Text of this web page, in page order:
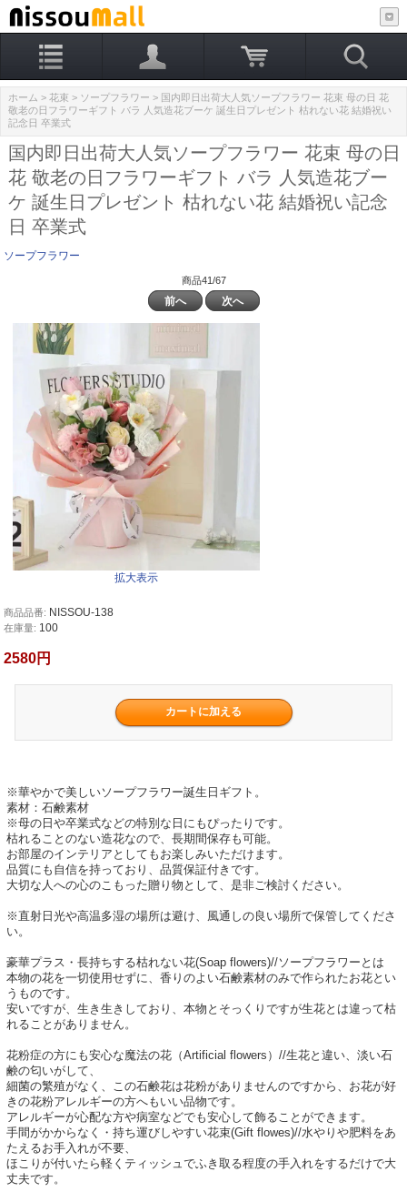
ホーム > 花束 > ソープフラワー > 国内即日出荷大人気ソープフラワー 花束 母の日 花
敬老の日フラワーギフト バラ 人気造花ブーケ 誕生日プレゼント 枯れない花 結婚祝い
記念日 卒業式
国内即日出荷大人気ソープフラワー 花束 母の日
花 敬老の日フラワーギフト バラ 人気造花ブー
ケ 誕生日プレゼント 枯れない花 結婚祝い記念
日 卒業式
ソープフラワー
商品41/67
前へ 次へ
拡大表示
商品品番: NISSOU-138
在庫量: 100
2580円
※華やかで美しいソープフラワー誕生日ギフト。
素材：石鹸素材
※母の日や卒業式などの特別な日にもぴったりです。
枯れることのない造花なので、長期間保存も可能。
お部屋のインテリアとしてもお楽しみいただけます。
品質にも自信を持っており、品質保証付きです。
大切な人への心のこもった贈り物として、是非ご検討ください。
※直射日光や高温多湿の場所は避け、風通しの良い場所で保管してくださ
い。
豪華プラス・長持ちする枯れない花(Soap flowers)//ソープフラワーとは
本物の花を一切使用せずに、香りのよい石鹸素材のみで作られたお花とい
うものです。
安いですが、生き生きしており、本物とそっくりですが生花とは違って枯
れることがありません。
花粉症の方にも安心な魔法の花（Artificial flowers）//生花と違い、淡い石
鹸の匂いがして、
細菌の繁殖がなく、この石鹸花は花粉がありませんのですから、お花が好
きの花粉アレルギーの方へもいい品物です。
アレルギーが心配な方や病室などでも安心して飾ることができます。
手間がかからなく・持ち運びしやすい花束(Gift flowes)//水やりや肥料をあ
たえるお手入れが不要、
ほこりが付いたら軽くティッシュでふき取る程度の手入れをするだけで大
丈夫です。